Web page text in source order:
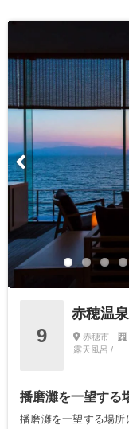
9
赤穂温
赤穂市
露天風呂 /
播磨灘を一望する
播磨灘を一望する場